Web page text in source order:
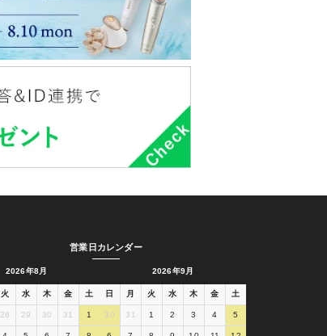
営業日カレンダー
2026年8月
火 水 木 金 土
28 29 30 31 1
2026年9月
日 月 火 水 木 金 土
30 31 1 2 3 4 5